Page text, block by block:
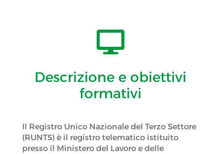

Descrizione e obiettivi
formativi
Il Registro Unico Nazionale del Terzo Settore
(RUNTS) è il registro telematico istituito
presso il Ministero del Lavoro e delle